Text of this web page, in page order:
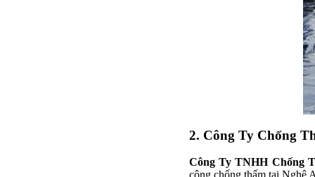
2. Công Ty Chống
Công Ty TNHH Chống